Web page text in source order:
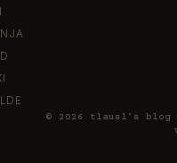
© 2026 tlausl's blog